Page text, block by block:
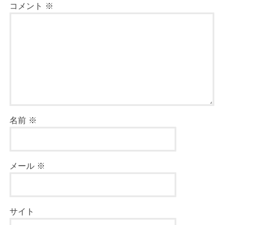
コメント ※
名前 ※
メール ※
サイト